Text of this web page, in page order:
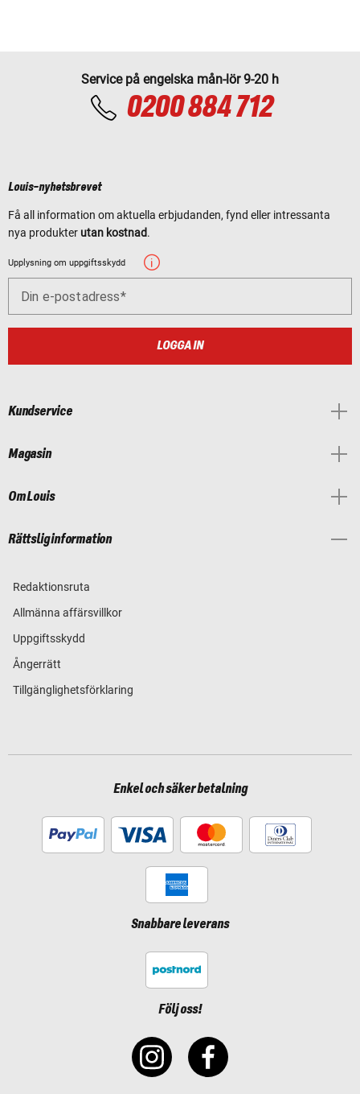
Service på engelska mån-lör 9-20 h
0200 884 712
Louis-nyhetsbrevet
Få all information om aktuella erbjudanden, fynd eller intressanta
nya produkter utan kostnad.
Upplysning om uppgiftsskydd
Din e-postadress
LOGGA IN
Kundservice
Magasin
Om Louis
Rättslig information
Redaktionsruta
Allmänna affärsvillkor
Uppgiftsskydd
Ångerrätt
Tillgänglighetsförklaring
Enkel och säker betalning
Snabbare leverans
Följ oss!